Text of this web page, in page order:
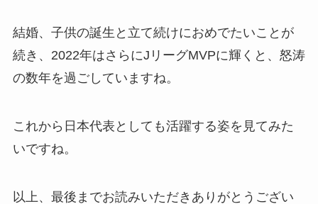
結婚、子供の誕生と立て続けにおめでたいことが
続き、2022年はさらにJリーグMVPに輝くと、怒涛
の数年を過ごしていますね。
これから日本代表としても活躍する姿を見てみた
いですね。
以上、最後までお読みいただきありがとうござい